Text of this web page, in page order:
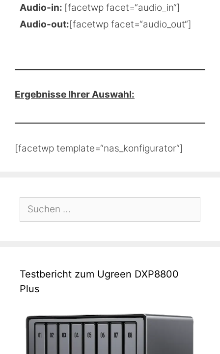
Audio-in: [facetwp facet=“audio_in“]
Audio-out:[facetwp facet=“audio_out“]
Ergebnisse Ihrer Auswahl:
[facetwp template=“nas_konfigurator“]
Suchen
Testbericht zum Ugreen DXP8800
Plus